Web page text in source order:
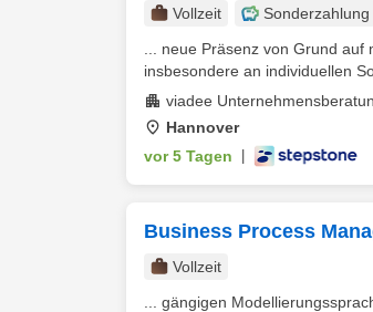
Vollzeit
Sonderzahlung
... neue Präsenz von Grund
insbesondere an individuellen
viadee
Hannover
vor 5 Tagen
Business Process
Vollzeit
... gängigen